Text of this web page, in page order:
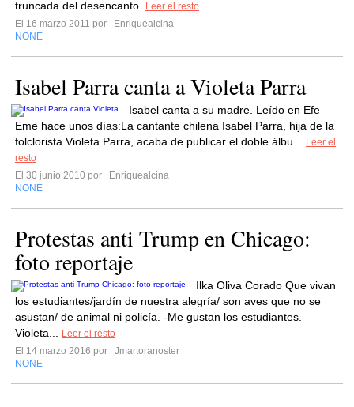
truncada del desencanto.
Leer el resto
El 16 marzo 2011 por
Enriquealcina
NONE
Isabel Parra canta a Violeta Parra
Isabel canta a su madre. Leído en Efe
Eme hace unos días:La cantante chilena Isabel Parra, hija de la
folclorista Violeta Parra, acaba de publicar el doble álbu...
Leer el
resto
El 30 junio 2010 por
Enriquealcina
NONE
Protestas anti Trump en Chicago:
foto reportaje
Ilka Oliva Corado Que vivan
los estudiantes/jardín de nuestra alegría/ son aves que no se
asustan/ de animal ni policía. -Me gustan los estudiantes.
Violeta...
Leer el resto
El 14 marzo 2016 por
Jmartoranoster
NONE